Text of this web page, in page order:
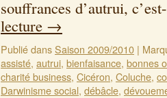
souffrances d’autrui,
lecture →
Publié dansSaison 2009/2010 |
assisté, autrui, bienfaisance, bonnes
charité business, Cicéron, Coluche,
Darwinisme social, débâcle,